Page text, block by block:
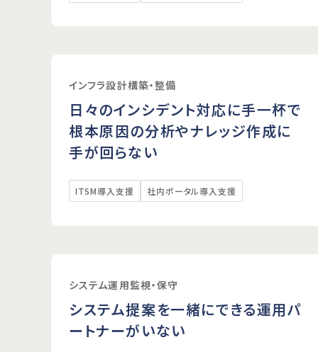
インフラ設計構築・整備
日々のインシデント対応に手一杯で
根本原因の分析やナレッジ作成に
手が回らない
ITSM導入支援 社内ポータル導入支援
システム運用監視・保守
システム提案を一緒にできる運用パ
ートナーがいない